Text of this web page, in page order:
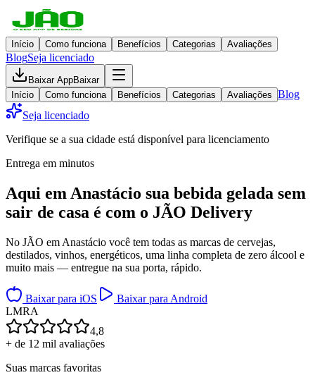
Início Como funciona Benefícios Categorias Avaliações
BlogSeja licenciado
Baixar AppBaixar
Início
Como funciona Benefícios Categorias Avaliações Blog
Seja licenciado
Verifique se a sua cidade está disponível para licenciamento
Entrega em minutos
Aqui em Anastácio sua bebida gelada sem
sair de casa é com o JÃO Delivery
No JÃO em Anastácio você tem todas as marcas de cervejas,
destilados, vinhos, energéticos, uma linha completa de zero álcool e
muito mais — entregue na sua porta, rápido.
Baixar para iOS
Baixar para Android
LMRA
4,8
+ de 12 mil avaliações
Suas marcas favoritas